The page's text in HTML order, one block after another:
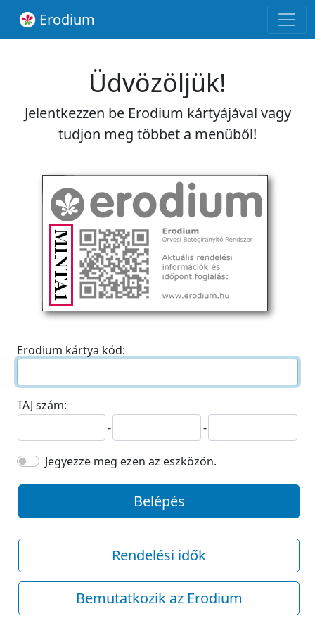
Erodium
Üdvözöljük!
Jelentkezzen be Erodium kártyájával vagy
tudjon meg többet a menüből!
Erodium kártya kód:
TAJ szám:
-
-
Jegyezze meg ezen az eszközön.
Belépés
Rendelési idők
Bemutatkozik az Erodium